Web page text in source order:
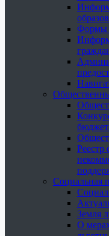
Формы
Реестр
Социальная
Земля
О